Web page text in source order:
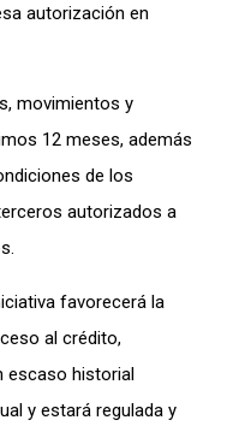
autorización en
movimientos y
12 meses, además
de los
autorizados a
favorecerá la
al crédito,
escaso historial
y estará regulada y